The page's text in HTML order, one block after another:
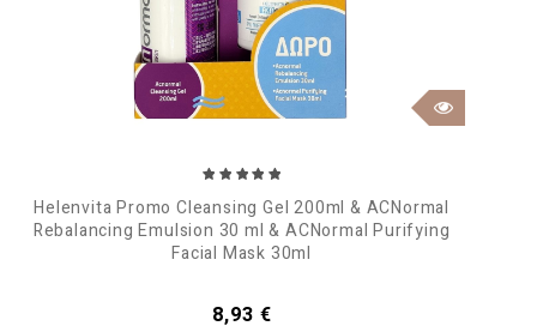
Helenvita Promo Cleansing Gel 200ml & ACNormal
Rebalancing Emulsion 30 ml & ACNormal Purifying
Facial Mask 30ml
Τιμή
8,93 €